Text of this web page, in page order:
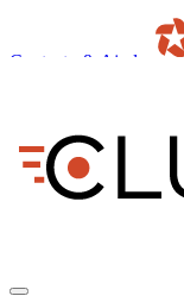
Contacto & Ajuda